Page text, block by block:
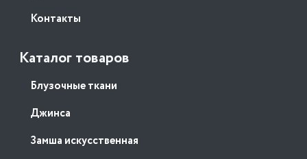
Контакты
Каталог товаров
Блузочные ткани
Джинса
Замша искусственная